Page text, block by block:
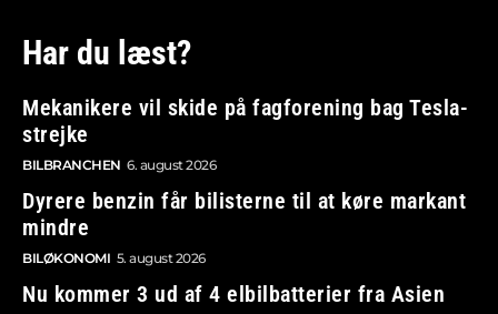
Har du læst?
Mekanikere vil skide på fagforening bag Tesla-
strejke
BILBRANCHEN 6. august 2026
Dyrere benzin får bilisterne til at køre markant
mindre
BILØKONOMI 5. august 2026
Nu kommer 3 ud af 4 elbilbatterier fra Asien